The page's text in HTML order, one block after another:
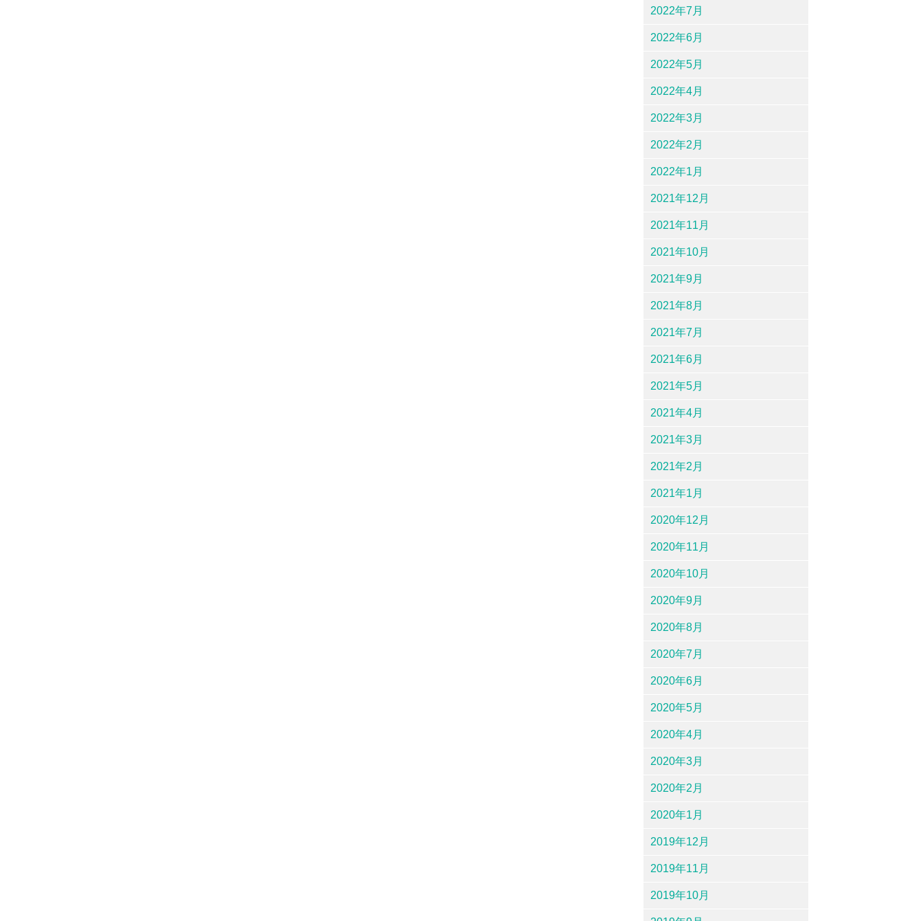
2022年7月
2022年6月
2022年5月
2022年4月
2022年3月
2022年2月
2022年1月
2021年12月
2021年11月
2021年10月
2021年9月
2021年8月
2021年7月
2021年6月
2021年5月
2021年4月
2021年3月
2021年2月
2021年1月
2020年12月
2020年11月
2020年10月
2020年9月
2020年8月
2020年7月
2020年6月
2020年5月
2020年4月
2020年3月
2020年2月
2020年1月
2019年12月
2019年11月
2019年10月